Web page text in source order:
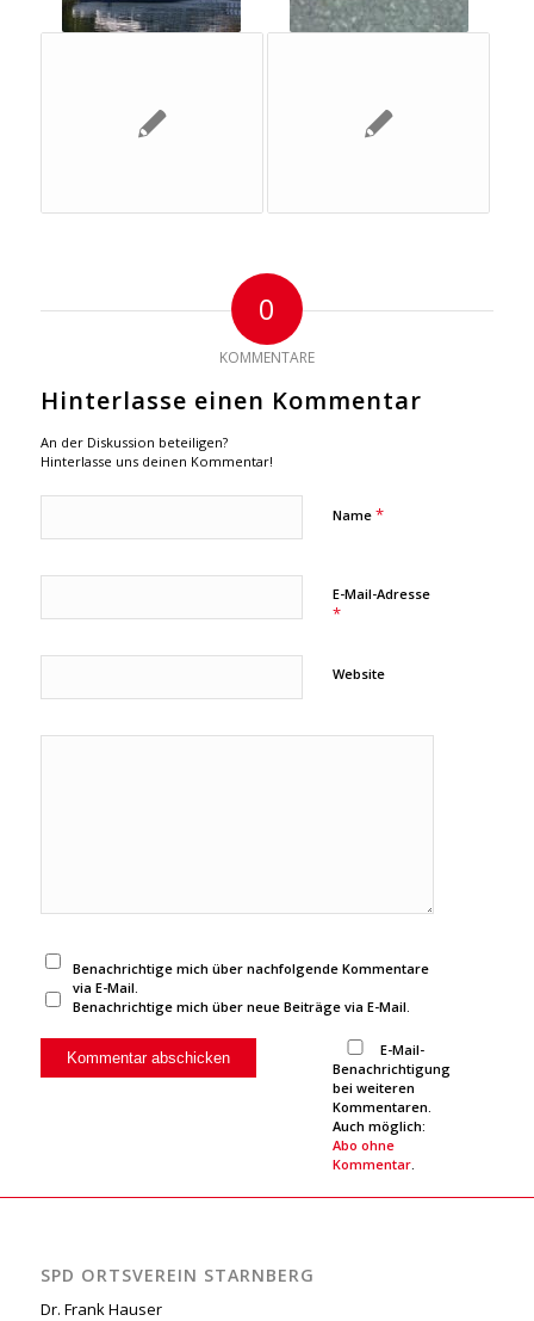
0
KOMMENTARE
Hinterlasse einen Kommentar
An der Diskussion beteiligen?
Hinterlasse uns deinen Kommentar!
Name *
E-Mail-Adresse
*
Website
Benachrichtige mich über nachfolgende Kommentare
via E-Mail.
Benachrichtige mich über neue Beiträge via E-Mail.
E-Mail-
Benachrichtigung
bei weiteren
Kommentaren.
Auch möglich:
Abo ohne
Kommentar.
SPD ORTSVEREIN STARNBERG
Dr. Frank Hauser